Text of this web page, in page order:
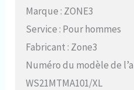
Marque : ZONE3
Service : Pour hommes
Fabricant : Zone3
Numéro du modèle de
WS21MTMA101/XL